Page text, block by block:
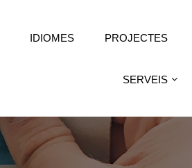
IDIOMES PROJECTES
SERVEIS